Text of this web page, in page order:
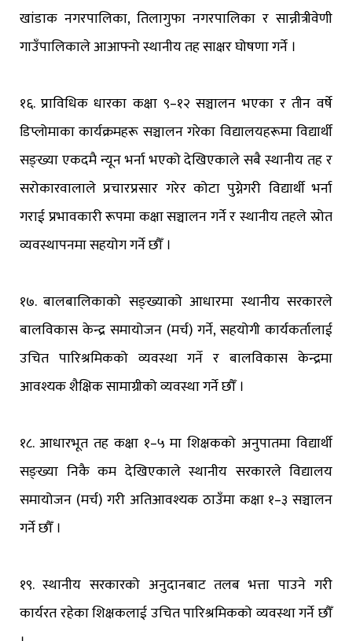
खांडाक नगरपालिका, तिलागुफा नगरपालिका र सान्नीत्रीवेणी
गाउँपालिकाले आआफ्नो स्थानीय तह साक्षर घोषणा गर्ने ।
१६. प्राविधिक धारका कक्षा ९–१२ सञ्चालन भएका र तीन वर्षे
डिप्लोमाका कार्यक्रमहरू सञ्चालन गरेका विद्यालयहरूमा विद्यार्थी
सङ्ख्या एकदमै न्यून भर्ना भएको देखिएकाले सबै स्थानीय तह र
सरोकारवालाले प्रचारप्रसार गरेर कोटा पुग्नेगरी विद्यार्थी भर्ना
गराई प्रभावकारी रूपमा कक्षा सञ्चालन गर्ने र स्थानीय तहले स्रोत
व्यवस्थापनमा सहयोग गर्ने छौँ ।
१७. बालबालिकाको सङ्ख्याको आधारमा स्थानीय सरकारले
बालविकास केन्द्र समायोजन (मर्च) गर्ने, सहयोगी कार्यकर्तालाई
उचित पारिश्रमिकको व्यवस्था गर्ने र बालविकास केन्द्रमा
आवश्यक शैक्षिक सामाग्रीको व्यवस्था गर्ने छौँ ।
१८. आधारभूत तह कक्षा १–५ मा शिक्षकको अनुपातमा विद्यार्थी
सङ्ख्या निकै कम देखिएकाले स्थानीय सरकारले विद्यालय
समायोजन (मर्च) गरी अतिआवश्यक ठाउँमा कक्षा १–३ सञ्चालन
गर्ने छौँ ।
१९. स्थानीय सरकारको अनुदानबाट तलब भत्ता पाउने गरी
कार्यरत रहेका शिक्षकलाई उचित पारिश्रमिकको व्यवस्था गर्ने छौँ